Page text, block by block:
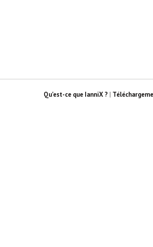
Qu'est-ce que IanniX ? |